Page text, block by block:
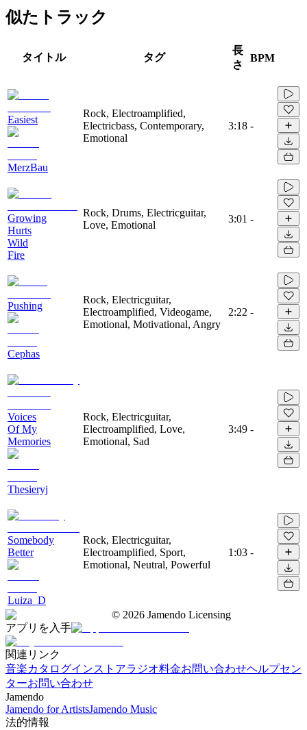
似たトラック
タイトル タグ
長
さ
BPM
Easiest
MerzBau
Rock, Electroamplified,
Electricbass, Contemporary,
Emotional
3:18 -
Growing
Hurts
Wild
Fire
Rock, Drums, Electricguitar,
Love, Emotional
3:01 -
Pushing
Cephas
Rock, Electricguitar,
Electroamplified, Videogame,
Emotional, Motivational, Angry
2:22 -
Voices
Of My
Memories
Thesieryj
Rock, Electricguitar,
Electroamplified, Love,
Emotional, Sad
3:49 -
Somebody
Better
Luiza_D
Rock, Electricguitar,
Electroamplified, Sport,
Emotional, Neutral, Powerful
1:03 -
© 2026 Jamendo Licensing
アプリを入手
関連リンク
音楽カタログインストアラジオ料金お問い合わせヘルプセン
ターお問い合わせ
Jamendo
Jamendo for ArtistsJamendo Music
法的情報